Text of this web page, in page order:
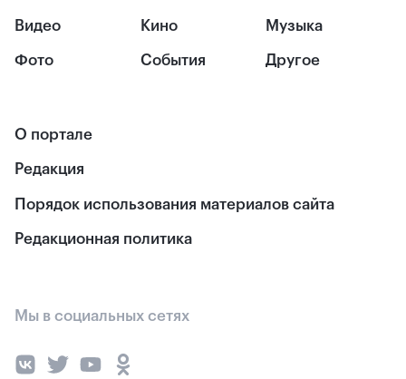
Видео
Фото
Кино
События
Музыка
Другое
О портале
Редакция
Порядок использования материалов сайта
Редакционная политика
Мы в социальных сетях